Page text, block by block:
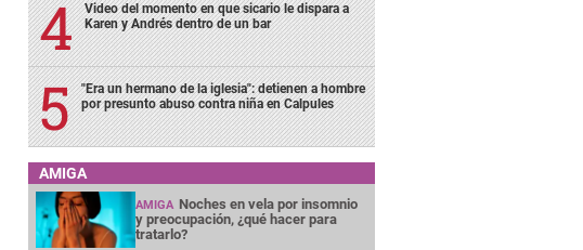
Video del momento en que sicario le dispara a
Karen y Andrés dentro de un bar
"Era un hermano de la iglesia": detienen a hombre
por presunto abuso contra niña en Calpules
AMIGA
AMIGA Noches en vela por insomnio
y preocupación, ¿qué hacer para
tratarlo?